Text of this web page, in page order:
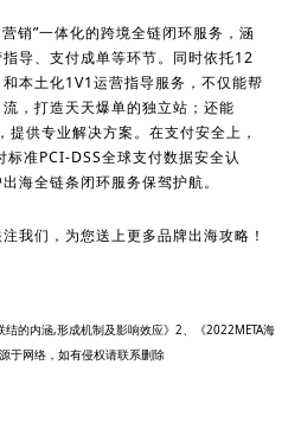
销”一体化的跨境全链闭环服务，涵
导、支付成单等环节。同时依托12
本土化1V1运营指导服务，不仅能帮
，打造天天爆单的独立站；还能
供专业解决方案。在支付安全上，
准PCI-DSS全球支付数据安全认
海全链条闭环服务保驾护航。
我们，为您送上更多品牌出海攻略！
的内涵,形成机制及影响效应》2、《2022META海
于网络，如有侵权请联系删除